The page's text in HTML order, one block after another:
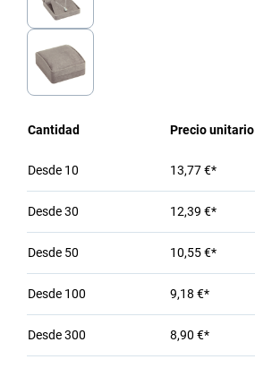
Cantidad Precio unitario
Desde 10 13,77 €*
Desde30 12,39 €*
Desde 50 10,55 €*
Desde 100 9,18 €*
Desde300 8,90 €*